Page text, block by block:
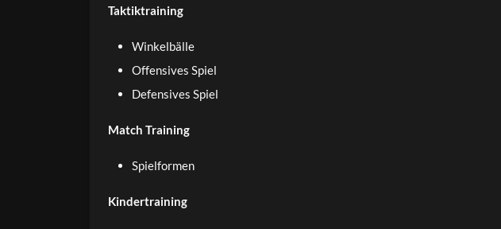
Taktiktraining
Winkelbälle
Offensives Spiel
Defensives Spiel
Match Training
Spielformen
Kindertraining